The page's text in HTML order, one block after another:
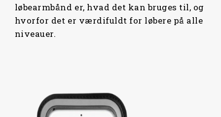
løbearmbånd er, hvad det kan bruges til, og
hvorfor det er værdifuldt for løbere på alle
niveauer.